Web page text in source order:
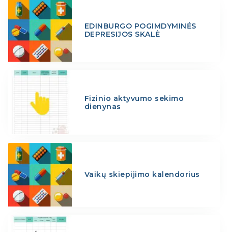
EDINBURGO POGIMDYMINĖS
DEPRESIJOS SKALĖ
Fizinio aktyvumo sekimo
dienynas
Vaikų skiepijimo kalendorius